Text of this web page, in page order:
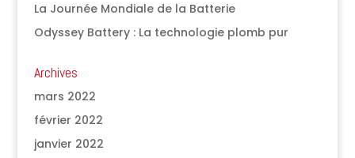
La Journée Mondiale de la Batterie
Odyssey Battery : La technologie plomb pur
Archives
mars 2022
février 2022
janvier 2022